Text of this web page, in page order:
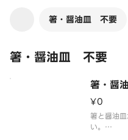
箸・醤油皿 不要
箸・醤油皿 不要
箸・醤
¥0
箸と醤油
い。